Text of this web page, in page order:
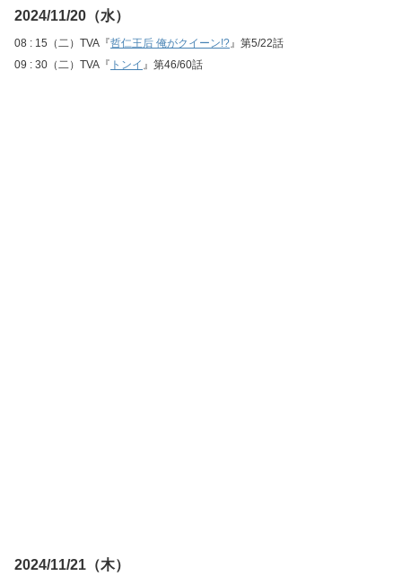
2024/11/20（水）
08 : 15（二）TVA『哲仁王后 俺がクイーン!?』第5/22話
09 : 30（二）TVA『 トンイ 』第46/60話
2024/11/21（木）